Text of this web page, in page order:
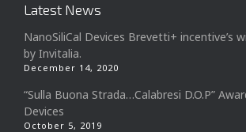
Latest News
NanoSiliCal Devices Brevetti+ incentive’s
by Invitalia.
December 14, 2020
“Sulla Buona Strada…Calabresi D.O.P”
Devices
October 5, 2019